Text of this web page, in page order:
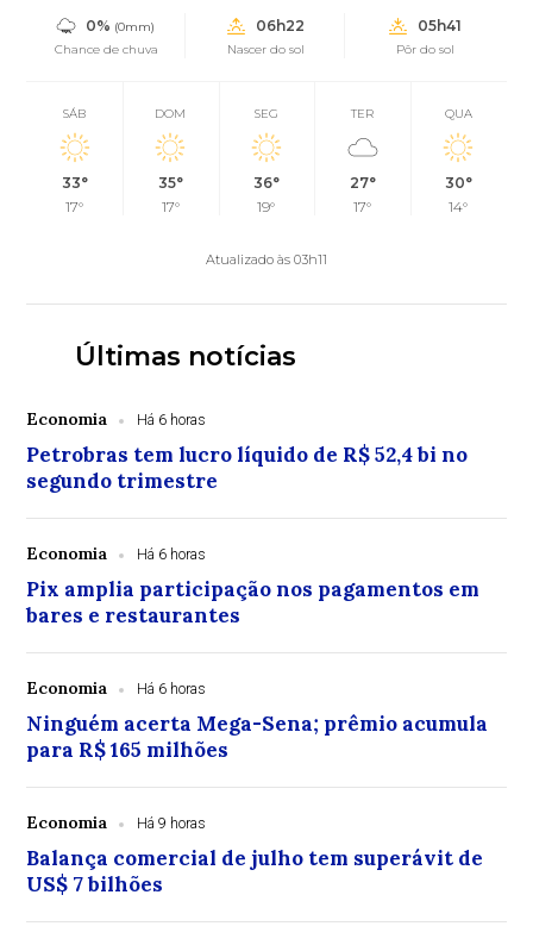
0% (0mm)
Chance de chuva
06h22
Nascer do sol
05h41
Pôr do sol
SÁB
33°
17°
DOM
35°
17°
SEG
36°
19°
TER
27°
17°
QUA
30°
14°
Atualizado às 03h11
Últimas notícias
Economia Há 6 horas
Petrobras tem lucro líquido de R$ 52,4 bi no
segundo trimestre
Economia Há 6 horas
Pix amplia participação nos pagamentos em
bares e restaurantes
Economia Há 6 horas
Ninguém acerta Mega-Sena; prêmio acumula
para R$ 165 milhões
Economia Há 9 horas
Balança comercial de julho tem superávit de
US$ 7 bilhões